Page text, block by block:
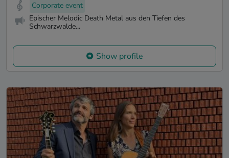
Corporate event
Epischer Melodic Death Metal aus den Tiefen des
Schwarzwalde...
Show profile